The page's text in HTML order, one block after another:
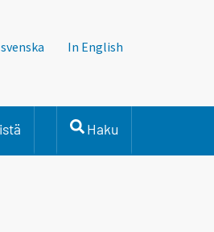
In English
Haku